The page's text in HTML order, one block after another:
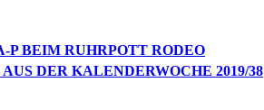
P BEIM RUHRPOTT RODEO
DER KALENDERWOCHE 2019/38